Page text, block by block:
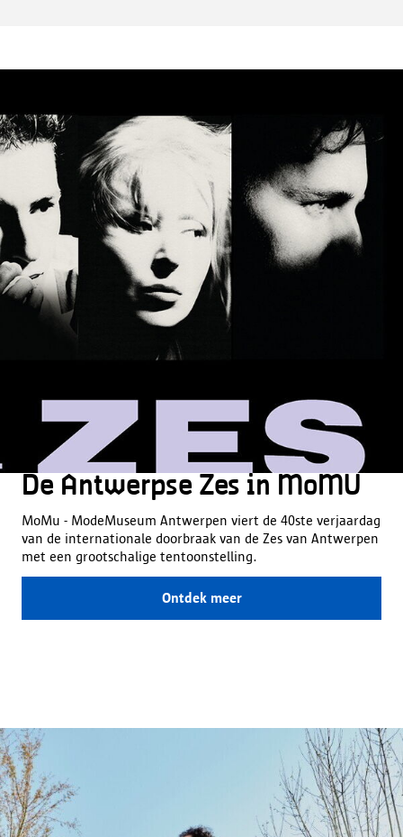
De Antwerpse Zes in MoMU
MoMu - ModeMuseum Antwerpen viert de 40ste verjaardag
van de internationale doorbraak van de Zes van Antwerpen
met een grootschalige tentoonstelling.
Ontdek meer